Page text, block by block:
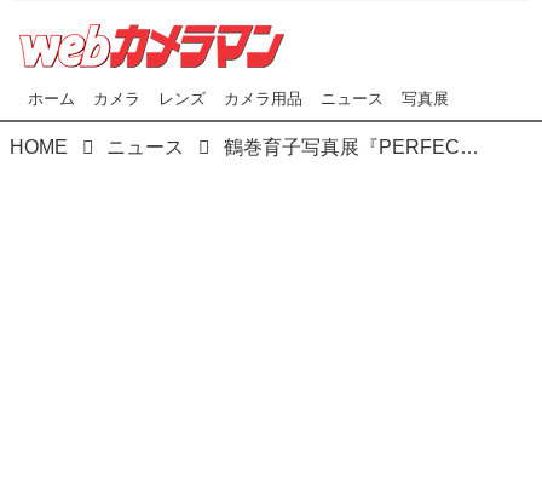
ホーム カメラ レンズ カメラ用品 ニュース 写真展
HOME ニュース 鶴巻育子写真展『PERFECT DAY』｡ありきたりな毎日が物足りないという｡だから､カメラを手に街を彷徨う｡撮影地は全世界｡日本を出て､アメリカ､ヨーロッパ､アジア｡そして…